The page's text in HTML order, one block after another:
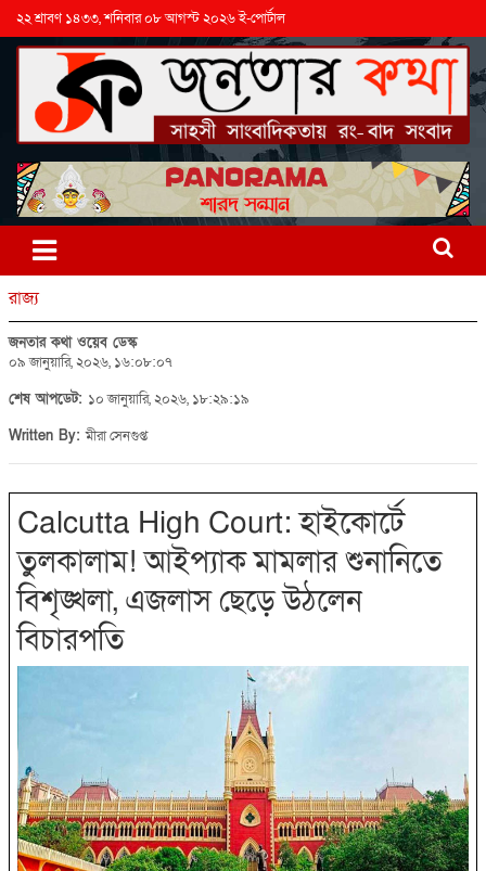
২২ শ্রাবণ ১৪৩৩, শনিবার ০৮ আগস্ট ২০২৬ ই-পোর্টাল
রাজ্য
জনতার কথা ওয়েব ডেস্ক
০৯ জানুয়ারি, ২০২৬, ১৬:০৮:০৭
শেষ আপডেট: ১০ জানুয়ারি, ২০২৬, ১৮:২৯:১৯
Written By:মীরা সেনগুপ্ত
Calcutta High Court: হাইকোর্টে
তুলকালাম! আইপ্যাক মামলার শুনানিতে
বিশৃঙ্খলা, এজলাস ছেড়ে উঠলেন
বিচারপতি